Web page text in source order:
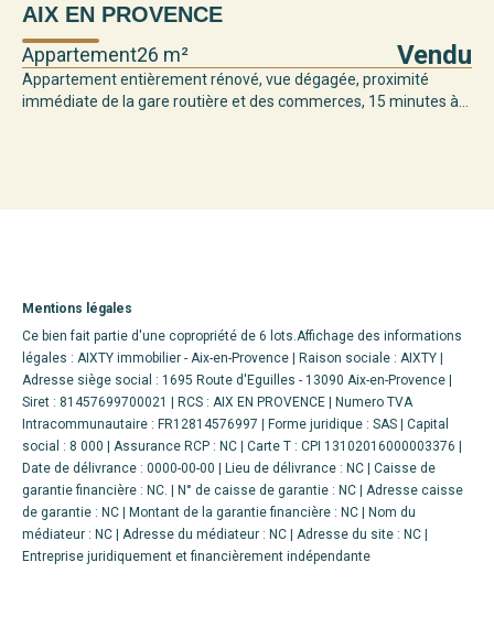
AIX EN PROVENCE
Appartement26 m² Vendu
Appartement entièrement rénové, vue dégagée, proximité
immédiate de la gare routière et des commerces, 15 minutes à...
Mentions légales
Ce bien fait partie d'une copropriété de 6 lots.Affichage des informations
légales : AIXTY immobilier - Aix-en-Provence | Raison sociale : AIXTY |
Adresse siège social : 1695 Route d'Eguilles - 13090 Aix-en-Provence |
Siret : 81457699700021 | RCS : AIX EN PROVENCE | Numero TVA
Intracommunautaire : FR12814576997 | Forme juridique : SAS | Capital
social : 8 000 | Assurance RCP : NC | Carte T : CPI 13102016000003376 |
Date de délivrance : 0000-00-00 | Lieu de délivrance : NC | Caisse de
garantie financière : NC. | N° de caisse de garantie : NC | Adresse caisse
de garantie : NC | Montant de la garantie financière : NC | Nom du
médiateur : NC | Adresse du médiateur : NC | Adresse du site : NC |
Entreprise juridiquement et financièrement indépendante